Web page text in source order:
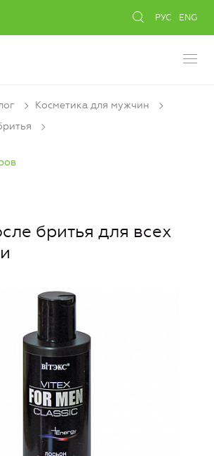
РУС ENG
Косметика для мужчин
бритья для всех